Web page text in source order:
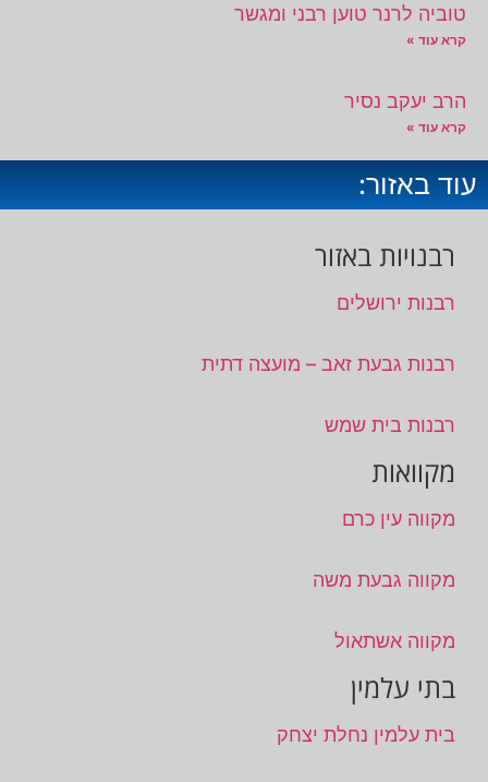
טוביה לרנר טוען רבני ומגשר
קרא עוד »
הרב יעקב נסיר
קרא עוד »
עוד באזור:
רבנויות באזור
רבנות ירושלים
רבנות גבעת זאב – מועצה דתית
רבנות בית שמש
מקוואות
מקווה עין כרם
מקווה גבעת משה
מקווה אשתאול
בתי עלמין
בית עלמין נחלת יצחק